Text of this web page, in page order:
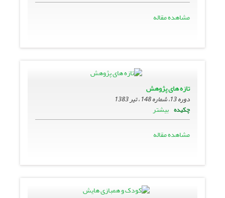
مشاهده مقاله
تازه هاى پژوهش
دوره 13، شماره 148 ، تیر 1383
چکیده بیشتر
مشاهده مقاله